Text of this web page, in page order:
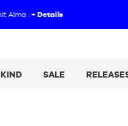
KIND SALE